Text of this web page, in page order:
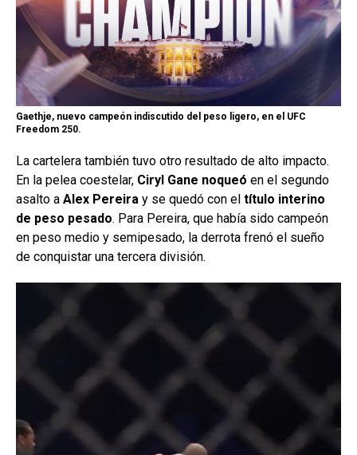
Gaethje, nuevo campeón indiscutido del peso ligero, en el UFC
Freedom 250.
La cartelera también tuvo otro resultado de alto impacto.
En la pelea coestelar, Ciryl Gane noqueó en el segundo
asalto a Alex Pereira y se quedó con el título interino
de peso pesado. Para Pereira, que había sido campeón
en peso medio y semipesado, la derrota frenó el sueño
de conquistar una tercera división.
vídeo